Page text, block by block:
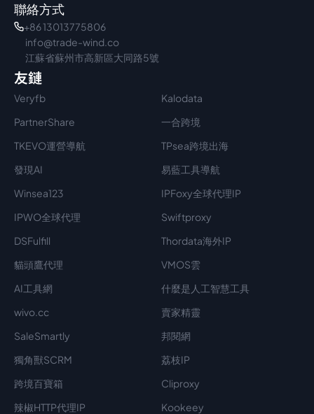
聯絡方式
+86 13013775806
info@trade-wind.co
江蘇省蘇州市高新區大同路5號
友鏈
Veryfb
Kalodata
PartnerShare
一合跨境
TKEVO運營導航
TPsea跨境出海
發現AI
易藍工具導航
Winsea123
IPFoxy全球代理IP
IPWO全球代理
Swiftproxy
DSFulfill
Thordata海外IP
貓頭鷹代理
VMOS雲
AI工具網
什麼是人工智慧工具
wivo.cc
賣家精靈
SaleSmartly
邦閱網
獨角獸SCRM
荔枝IP
跨境百寶箱
Cliproxy
辣椒HTTP代理IP
Kookeey